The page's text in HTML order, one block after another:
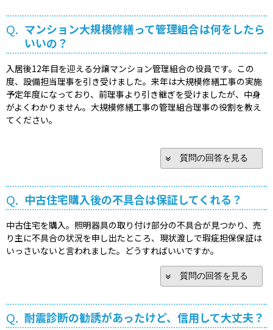
Q. マンション大規模修繕って管理組合は何をしたら
いいの？
入居後12年目を迎える分譲マンション管理組合の役員です。この
度、設備担当理事を引き受けました。来年は大規模修繕工事の実施
予定年度になっており、前理事より引き継ぎを受けましたが、中身
がよくわかりません。大規模修繕工事の管理組合理事の役割を教え
てください。
質問の回答を見る
Q. 中古住宅購入後の不具合は保証してくれる？
中古住宅を購入。照明器具の取り付け部分の不具合が見つかり、売
り主に不具合の状況を申し出たところ、現状渡しで瑕疵担保保証は
いっさいないと言われました。どうすればいいですか。
質問の回答を見る
Q. 耐震診断の勧誘があったけど、信用して大丈夫？